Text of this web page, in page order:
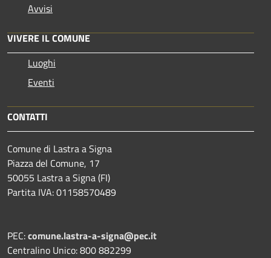
Avvisi
VIVERE IL COMUNE
Luoghi
Eventi
CONTATTI
Comune di Lastra a Signa
Piazza del Comune, 17
50055 Lastra a Signa (FI)
Partita IVA: 01158570489
PEC:comune.lastra-a-signa@pec.it
Centralino Unico: 800 882299